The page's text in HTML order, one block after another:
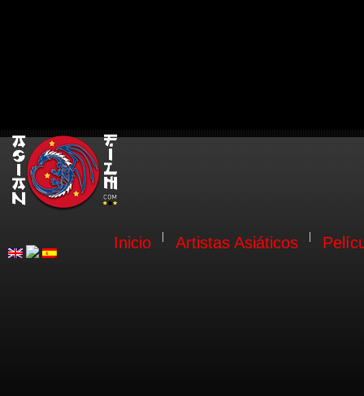
Inicio Artistas Asiáticos